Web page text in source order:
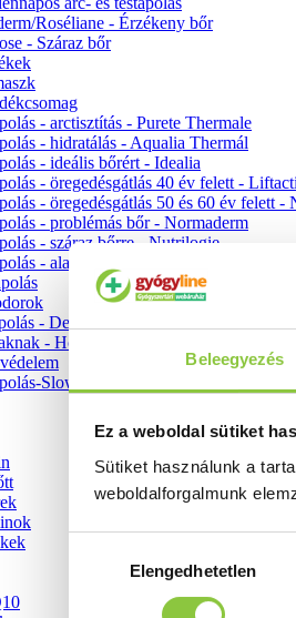
Beleegyezés
Ez a weboldal sütiket
Sütiket használunk a
weboldalforgalmunk
kiválasztásaElengedhetetlen
Roséliane - Érzékeny bőr
- Száraz bőr
- arctisztítás - Purete Thermale
- hidratálás - Aqualia Thermál
- ideális bőrért - Idealia
- öregedésgátlás 40 év felett -
- öregedésgátlás 50 és 60 év felett -
- problémás bőr - Normaderm
- száraz bőrre - Nutrilogie
- alapozók
- Dercos
- Homme
Slow Age